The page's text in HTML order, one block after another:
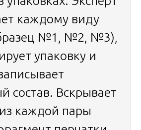
каждому виду
№1, №2, №3),
упаковку и
состав. Вскрывает
каждой пары